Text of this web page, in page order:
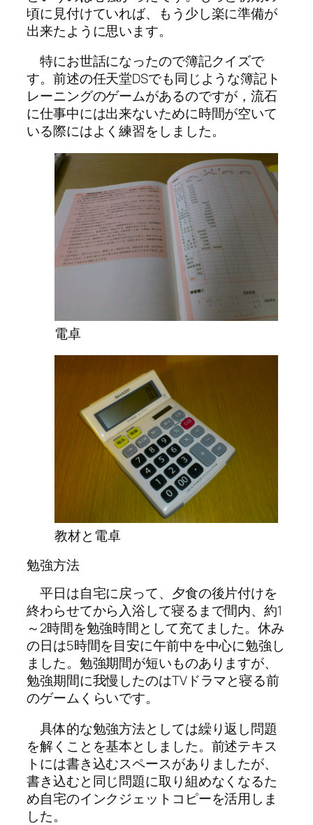
頃に見付けていれば、もう少し楽に準備が
出来たように思います。
特にお世話になったので簿記クイズで
す。前述の任天堂DSでも同じような簿記ト
レーニングのゲームがあるのですが，流石
に仕事中には出来ないために時間が空いて
いる際にはよく練習をしました。
電卓
教材と電卓
勉強方法
平日は自宅に戻って、夕食の後片付けを
終わらせてから入浴して寝るまで間内、約1
～2時間を勉強時間として充てました。休み
の日は5時間を目安に午前中を中心に勉強し
ました。勉強期間が短いものありますが、
勉強期間に我慢したのはTVドラマと寝る前
のゲームくらいです。
具体的な勉強方法としては繰り返し問題
を解くことを基本としました。前述テキス
トには書き込むスペースがありましたが、
書き込むと同じ問題に取り組めなくなるた
め自宅のインクジェットコピーを活用しま
した。